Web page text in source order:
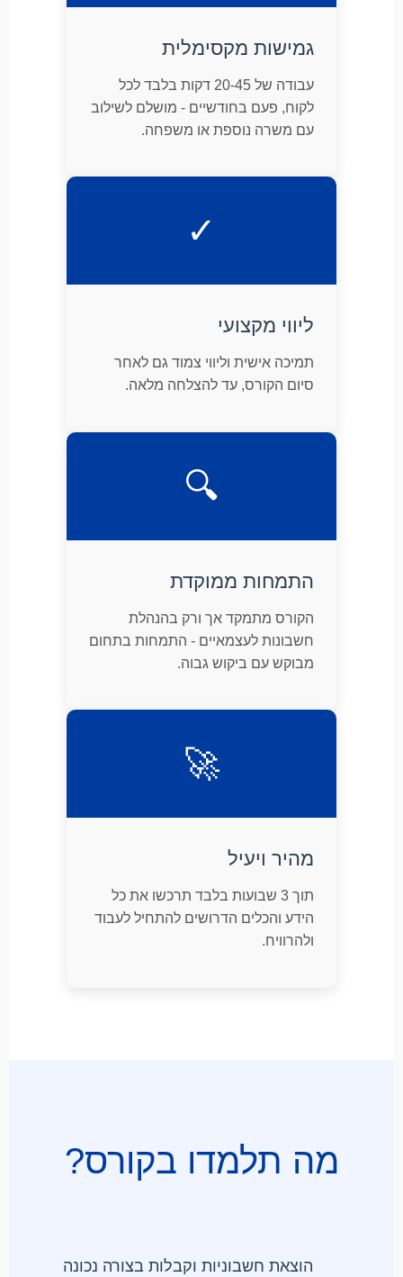
גמישות מקסימלית
עבודה של 20-45 דקות בלבד לכל
לקוח, פעם בחודשיים - מושלם לשילוב
עם משרה נוספת או משפחה.
✓
ליווי מקצועי
תמיכה אישית וליווי צמוד גם לאחר
סיום הקורס, עד להצלחה מלאה.
🔍
התמחות ממוקדת
הקורס מתמקד אך ורק בהנהלת
חשבונות לעצמאיים - התמחות בתחום
מבוקש עם ביקוש גבוה.
🚀
מהיר ויעיל
תוך 3 שבועות בלבד תרכשו את כל
הידע והכלים הדרושים להתחיל לעבוד
ולהרוויח.
מה תלמדו בקורס?
הוצאת חשבוניות וקבלות בצורה נכונה